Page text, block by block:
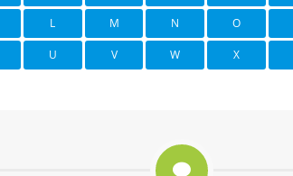
L M N O
U V W X